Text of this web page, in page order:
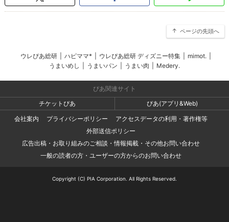
ページの先頭へ
ウレぴあ総研 ハピママ* ウレぴあ総研 ディズニー特集 mimot.
うまいめし
うまいパン うまい肉 Medery.
ぴあ関連サイト
チケットぴあ
ぴあ(アプリ&Web)
会社案内
プライバシーポリシー
アクセスデータの利用・著作権等
外部送信ポリシー
広告出稿・お取り組みのご相談・情報掲載・その他お問い合わせ
一般の読者の方・ユーザーの方からのお問い合わせ
Copyright (C) PIA Corporation. All Rights Reserved.